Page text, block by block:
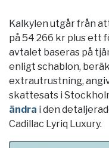
Kalkylen utgår från
på 54 266 kr plus ett
avtalet baseras på
enligt schablon,
extrautrustning,
skattesats i
ändra i den
Cadillac Lyriq Luxury.